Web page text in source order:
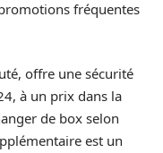
fréquentes
offre une sécurité
à un prix dans la
de box selon
est un